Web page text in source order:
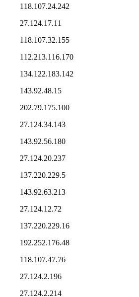
118.107.24.242
27.124.17.11
118.107.32.155
112.213.116.170
134.122.183.142
143.92.48.15
202.79.175.100
27.124.34.143
143.92.56.180
27.124.20.237
137.220.229.5
143.92.63.213
27.124.12.72
137.220.229.16
192.252.176.48
118.107.47.76
27.124.2.196
27.124.2.214